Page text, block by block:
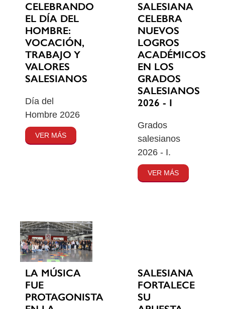
CELEBRANDO
EL DÍA DEL
HOMBRE:
VOCACIÓN,
TRABAJO Y
VALORES
SALESIANOS
Día del
Hombre 2026
VER MÁS
SALESIANA
CELEBRA
NUEVOS
LOGROS
ACADÉMICOS
EN LOS
GRADOS
SALESIANOS
2026 - I
Grados
salesianos
2026 - I.
VER MÁS
LA MÚSICA
FUE
PROTAGONISTA
SALESIANA
FORTALECE
SU